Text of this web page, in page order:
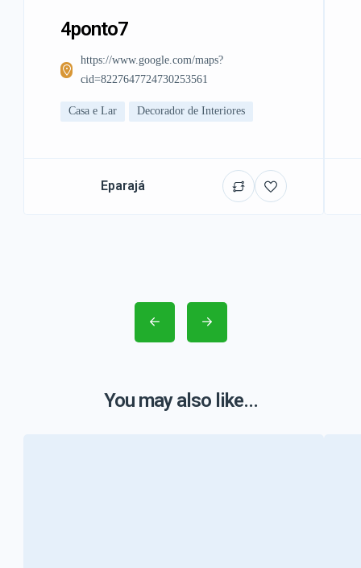
4ponto7
https://www.google.com/maps?
cid=8227647724730253561
Casa e Lar Decorador de Interiores
Eparajá
You may also like...